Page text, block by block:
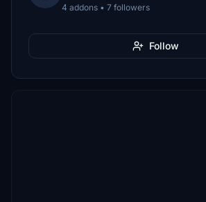
4 addons • 7 followers
Follow